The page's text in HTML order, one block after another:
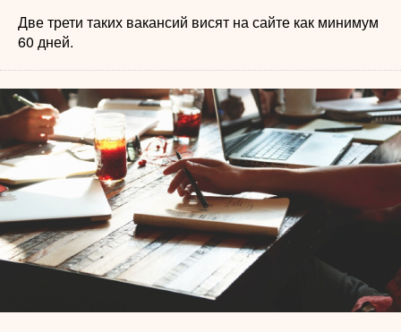
Две трети таких вакансий висят на сайте как минимум
60 дней.